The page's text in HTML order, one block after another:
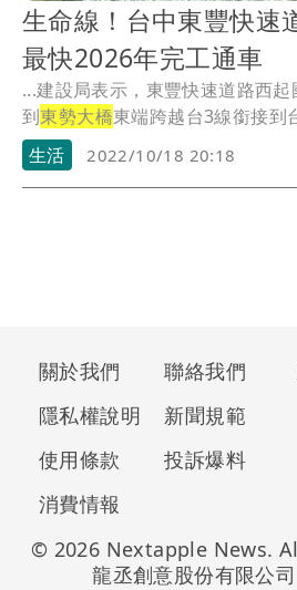
生命線！台中東豐快
最快2026年完工通車
...建設局表示，東豐快速道路西起
到東勢大橋東端跨越台3線銜接到
區...
生活 2022/10/18 20:18
關於我們
聯絡我們
隱私權說明
新聞規範
使用條款
投訴爆料
消費情報
© 2026 Nextapple News.
龍丞創意股份有限公